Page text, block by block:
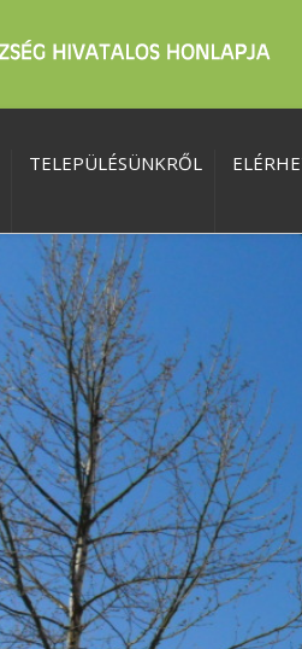
TELEPÜLÉSÜNKRŐL